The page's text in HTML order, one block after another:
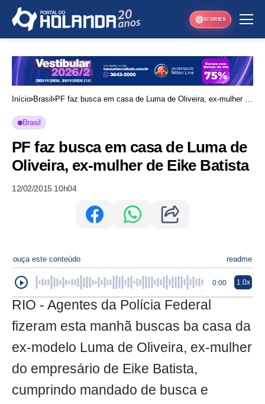
STORIES
Início Brasil
PF faz busca em casa de Luma de Oliveira, ex-mulher de
Brasil
PF faz busca em casa de Luma de
Oliveira, ex-mulher de Eike Batista
12/02/2015 10h04
ouça este conteúdo readme
0:00 1.0x
RIO - Agentes da Polícia Federal
fizeram esta manhã buscas ba casa da
ex-modelo Luma de Oliveira, ex-mulher
do empresário de Eike Batista,
cumprindo mandado de busca e